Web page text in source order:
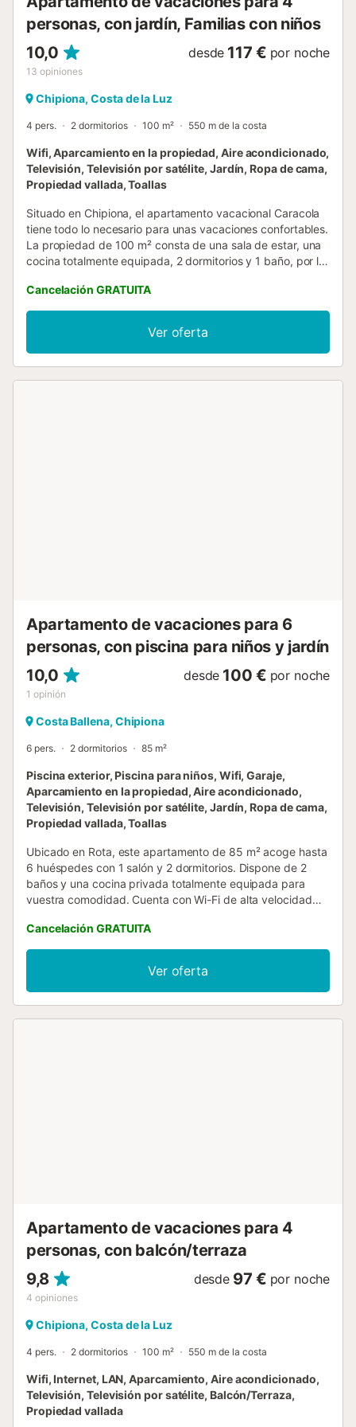
personas, con jardín, Familias con niños
10,0
13 opiniones
desde 117 € por noche
Chipiona, Costa de la Luz
4 pers. 2 dormitorios 100 m² 550 m de la costa
Wifi, Aparcamiento en la propiedad, Aire acondicionado,
Televisión, Televisión por satélite, Jardín, Ropa de cama,
Propiedad vallada, Toallas
Situado en Chipiona, el apartamento vacacional Caracola
tiene todo lo necesario para unas vacaciones confortables.
La propiedad de 100 m² consta de una sala de estar, una
cocina totalmente equipada, 2 dormitorios y 1 baño, por lo
incluyen Wi-Fi de alta velocidad (apto para
videollamadas), televisión, aire acondicionado y lavadora.
Esta propiedad cuenta con una zona exterior privada con
terraza descubierta, perfecta para relajarse. Además, los
huéspedes tienen acceso a un jardín compartido para su
Cancelación GRATUITA
Ver oferta
Apartamento de vacaciones para 6
personas, con piscina para niños y jardín
10,0
1 opinión
desde 100 € por noche
Costa Ballena, Chipiona
6 pers. 2 dormitorios 85 m²
Piscina exterior, Piscina para niños, Wifi, Garaje,
Aparcamiento en la propiedad, Aire acondicionado,
Televisión, Televisión por satélite, Jardín, Ropa de cama,
Propiedad vallada, Toallas
Ubicado en Rota, este apartamento de 85 m² acoge hasta
6 huéspedes con 1 salón y 2 dormitorios. Dispone de 2
baños y una cocina privada totalmente equipada para
vuestra comodidad. Cuenta con Wi-Fi de alta velocidad
calefacción centralizada, televisión privada con vídeo bajo
demanda, lavadora, secadora y un espacio de trabajo
privado. También tenéis cuna disponible y toallas de playa
incluidas. Salid a disfrutar de 2 terrazas privadas sin cubrir
y acceso a un jardín compartido con ducha exterior. El
Cancelación GRATUITA
Ver oferta
Apartamento de vacaciones para 4
personas, con balcón/terraza
9,8
4 opiniones
desde 97 € por noche
Chipiona, Costa de la Luz
4 pers. 2 dormitorios 100 m² 550 m de la costa
Wifi, Internet, LAN, Aparcamiento, Aire acondicionado,
Televisión, Televisión por satélite, Balcón/Terraza,
Propiedad vallada